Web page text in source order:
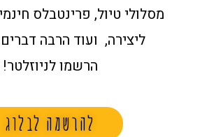
מסלולי טיול, פרינטבלס
ליצירה, ועוד הרבה
הרשמו לניוזלטר!
להרשמה לבלוג